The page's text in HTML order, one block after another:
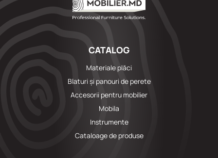
CATALOG
Materiale plăci
Blaturi și panouri de perete
Accesorii pentru mobilier
Mobila
Instrumente
Cataloage de produse